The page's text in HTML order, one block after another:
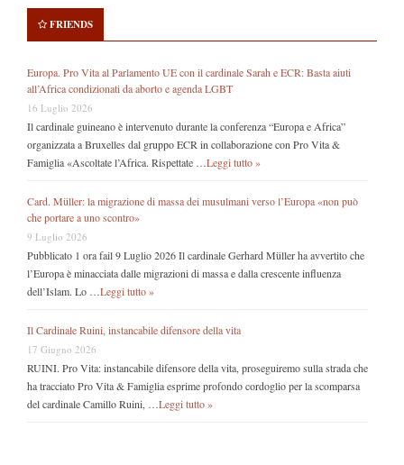
FRIENDS
Europa. Pro Vita al Parlamento UE con il cardinale Sarah e ECR: Basta aiuti
all’Africa condizionati da aborto e agenda LGBT
16 Luglio 2026
Il cardinale guineano è intervenuto durante la conferenza “Europa e Africa”
organizzata a Bruxelles dal gruppo ECR in collaborazione con Pro Vita &
Famiglia «Ascoltate l’Africa. Rispettate … Leggi tutto »
Card. Müller: la migrazione di massa dei musulmani verso l’Europa «non può
che portare a uno scontro»
9 Luglio 2026
Pubblicato 1 ora fail 9 Luglio 2026 Il cardinale Gerhard Müller ha avvertito che
l’Europa è minacciata dalle migrazioni di massa e dalla crescente influenza
dell’Islam. Lo … Leggi tutto »
Il Cardinale Ruini, instancabile difensore della vita
17 Giugno 2026
RUINI. Pro Vita: instancabile difensore della vita, proseguiremo sulla strada che
ha tracciato Pro Vita & Famiglia esprime profondo cordoglio per la scomparsa
del cardinale Camillo Ruini, … Leggi tutto »